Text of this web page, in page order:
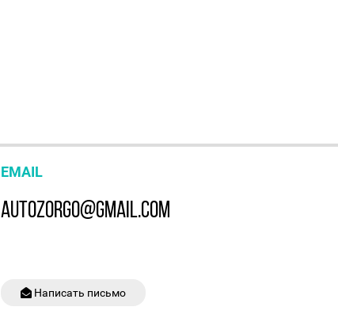
EMAIL
AUTOZORGO@GMAIL.COM
Написать письмо